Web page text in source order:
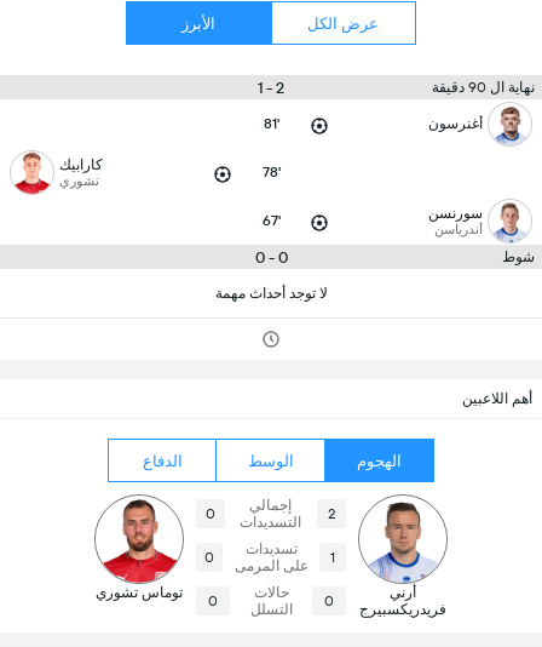
عرض الكل الأبرز
نهاية ال 90 دقيقة 2 - 1
أغنرسون 81'
78' كارابيك
تشوري
سورنسن
أندرياسن 67'
شوط 0 - 0
لا توجد أحداث مهمة
أهم اللاعبين
الهجوم الوسط الدفاع
أرني
فريدريكسبيرج
2
إجمالي
التسديدات
0
1
تسديدات
على المرمى
0
0
حالات
التسلل
0 توماس تشوري